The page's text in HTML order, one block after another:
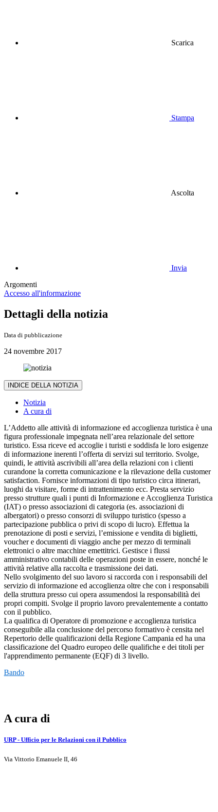
Scarica
Stampa
Ascolta
Invia
Argomenti
Accesso all'informazione
Dettagli della notizia
Data di pubblicazione
24 novembre 2017
INDICE DELLA NOTIZIA
Notizia
A cura di
L’Addetto alle attività di informazione ed accoglienza turistica è una
figura professionale impegnata nell’area relazionale del settore
turistico. Essa riceve ed accoglie i turisti e soddisfa le loro esigenze
di informazione inerenti l’offerta di servizi sul territorio. Svolge,
quindi, le attività ascrivibili all’area della relazioni con i clienti
curandone la corretta comunicazione e la rilevazione della customer
satisfaction. Fornisce informazioni di tipo turistico circa itinerari,
luoghi da visitare, forme di intrattenimento ecc. Presta servizio
presso strutture quali i punti di Informazione e Accoglienza Turistica
(IAT) o presso associazioni di categoria (es. associazioni di
albergatori) o presso consorzi di sviluppo turistico (spesso a
partecipazione pubblica o privi di scopo di lucro). Effettua la
prenotazione di posti e servizi, l’emissione e vendita di biglietti,
voucher e documenti di viaggio anche per mezzo di terminali
elettronici o altre macchine emettitrici. Gestisce i flussi
amministrativo contabili delle operazioni poste in essere, nonché le
attività relative alla raccolta e trasmissione dei dati.
Nello svolgimento del suo lavoro si raccorda con i responsabili del
servizio di informazione ed accoglienza oltre che con i responsabili
della struttura presso cui opera assumendosi la responsabilità dei
propri compiti. Svolge il proprio lavoro prevalentemente a contatto
con il pubblico.
La qualifica di Operatore di promozione e accoglienza turistica
conseguibile alla conclusione del percorso formativo è censita nel
Repertorio delle qualificazioni della Regione Campania ed ha una
classificazione del Quadro europeo delle qualifiche e dei titoli per
l'apprendimento permanente (EQF) di 3 livello.
Bando
A cura di
URP - Ufficio per le Relazioni con il Pubblico
Via Vittorio Emanuele II, 46